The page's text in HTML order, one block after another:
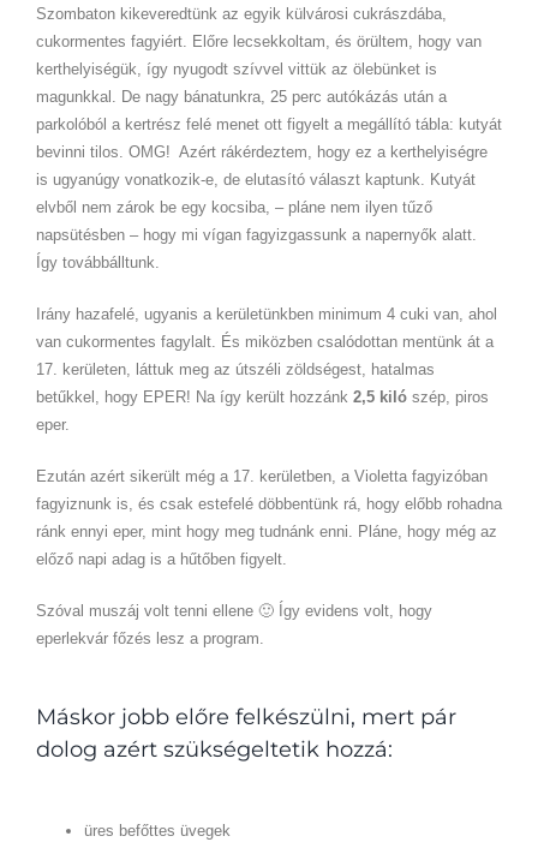
Szombaton kikeveredtünk az egyik külvárosi cukrászdába,
cukormentes fagyiért. Előre lecsekkoltam, és örültem, hogy van
kerthelyiségük, így nyugodt szívvel vittük az ölebünket is
magunkkal. De nagy bánatunkra, 25 perc autókázás után a
parkolóból a kertrész felé menet ott figyelt a megállító tábla: kutyát
bevinni tilos. OMG! Azért rákérdeztem, hogy ez a kerthelyiségre
is ugyanúgy vonatkozik-e, de elutasító választ kaptunk. Kutyát
elvből nem zárok be egy kocsiba, – pláne nem ilyen tűző
napsütésben – hogy mi vígan fagyizgassunk a napernyők alatt.
Így továbbálltunk.
Irány hazafelé, ugyanis a kerületünkben minimum 4 cuki van, ahol
van cukormentes fagylalt. És miközben csalódottan mentünk át a
17. kerületen, láttuk meg az útszéli zöldségest, hatalmas
betűkkel, hogy EPER! Na így került hozzánk 2,5 kilószép, piros
eper.
Ezután azért sikerült még a 17. kerületben, a Violetta fagyizóban
fagyiznunk is, és csak estefelé döbbentünk rá, hogy előbb rohadna
ránk ennyi eper, mint hogy meg tudnánk enni. Pláne, hogy még az
előző napi adag is a hűtőben figyelt.
Szóval muszáj volt tenni ellene 🙂 Így evidens volt, hogy
eperlekvár főzés lesz a program.
Máskor jobb előre felkészülni, mert pár
dolog azért szükségeltetik hozzá:
üres befőttes üvegek